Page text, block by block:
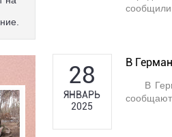
сообщили
28
ЯНВАРЬ
2025
В
В